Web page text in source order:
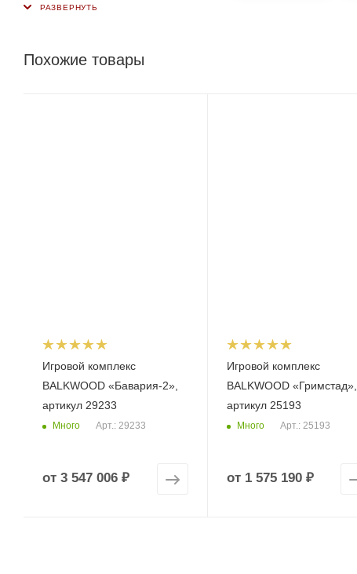
Похожие товары
Игровой комплекс
BALKWOOD «Бавария-2»,
артикул 29233
Много Арт.: 29233
от 3 547 006 ₽
Игровой комплекс
BALKWOOD «Гримстад»,
артикул 25193
Много Арт.: 25193
от 1 575 190 ₽